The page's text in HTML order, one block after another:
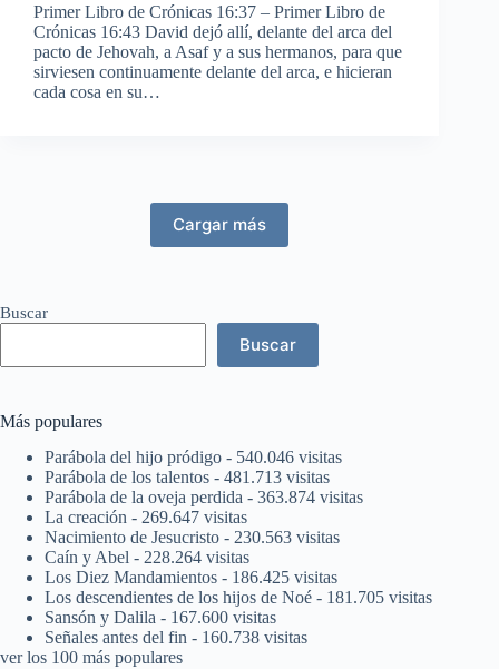
Primer Libro de Crónicas 16:37 – Primer Libro de
Crónicas 16:43 David dejó allí, delante del arca del
pacto de Jehovah, a Asaf y a sus hermanos, para que
sirviesen continuamente delante del arca, e hicieran
cada cosa en su…
Cargar más
Buscar
Buscar
Más populares
Parábola del hijo pródigo - 540.046 visitas
Parábola de los talentos - 481.713 visitas
Parábola de la oveja perdida - 363.874 visitas
La creación - 269.647 visitas
Nacimiento de Jesucristo - 230.563 visitas
Caín y Abel - 228.264 visitas
Los Diez Mandamientos - 186.425 visitas
Los descendientes de los hijos de Noé - 181.705 visitas
Sansón y Dalila - 167.600 visitas
Señales antes del fin - 160.738 visitas
ver los 100 más populares